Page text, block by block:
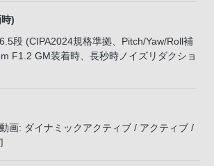
)
段 (CIPA2024規格準拠、Pitch/Yaw/Roll補
F1.2 GM装着時、長秒時ノイズリダクショ
画: ダイナミックアクティブ / アクティブ /